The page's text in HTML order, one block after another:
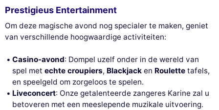
Prestigieus Entertainment
Om deze magische avond nog specialer te maken, geniet
van verschillende hoogwaardige activiteiten:
Casino-avond: Dompel uzelf onder in de wereld van
spel metechte croupiers, Blackjack en Roulette tafels,
en speelgeld om zorgeloos te spelen.
Liveconcert: Onze getalenteerde zangeres Karine zal u
betoveren met een meeslepende muzikale uitvoering.